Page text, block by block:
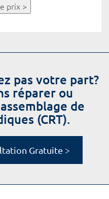
prix >
pas votre part?
réparer ou
de
(CRT).
Gratuite >